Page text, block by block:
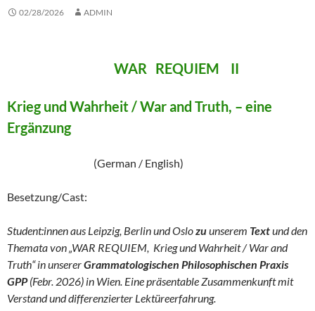
02/28/2026 ADMIN
WAR REQUIEM II
Krieg und Wahrheit / War and Truth, – eine
Ergänzung
(German / English)
Besetzung/Cast:
Student:innen aus Leipzig, Berlin und Oslozuunserem Textund den
Themata von „WAR REQUIEM, Krieg und Wahrheit / War and
Truth“ in unsererGrammatologischen Philosophischen Praxis
GPP(Febr. 2026) in Wien. Eine präsentable Zusammenkunft mit
Verstand und differenzierter Lektüreerfahrung.